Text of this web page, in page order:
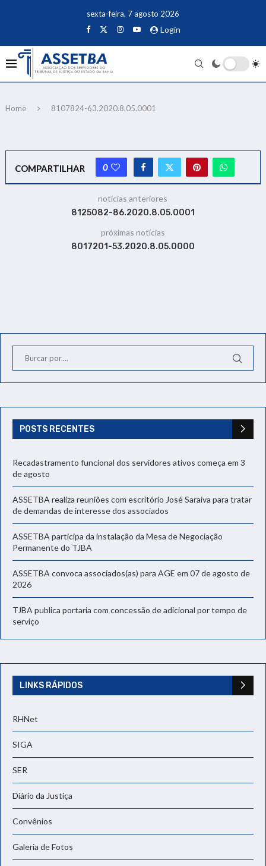
sexta-feira, 7 agosto 2026
Login
Home 8107824-63.2020.8.05.0001
COMPARTILHAR 0
notícias anteriores
8125082-86.2020.8.05.0001
próximas notícias
8017201-53.2020.8.05.0000
POSTS RECENTES
Recadastramento funcional dos servidores ativos começa em 3
de agosto
ASSETBA realiza reuniões com escritório José Saraiva para tratar
de demandas de interesse dos associados
ASSETBA participa da instalação da Mesa de Negociação
Permanente do TJBA
ASSETBA convoca associados(as) para AGE em 07 de agosto de
2026
TJBA publica portaria com concessão de adicional por tempo de
serviço
LINKS RÁPIDOS
RHNet
SIGA
SER
Diário da Justiça
Convênios
Galeria de Fotos